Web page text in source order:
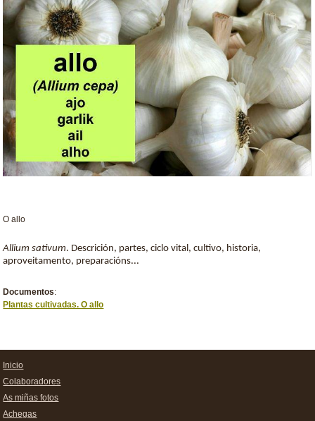
O allo
Allium sativum. Descrición, partes, ciclo vital, cultivo, historia,
aproveitamento, preparacións...
Documentos:
Plantas cultivadas. O allo
Inicio
Colaboradores
As miñas fotos
Achegas